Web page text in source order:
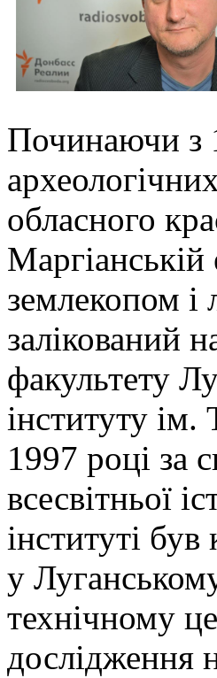
Починаючи з
обласного
Маргіанській
землекопом і
залікований
факультету
інституту
1997 році за
всесвітньої
інституті
у
технічному
дослідження